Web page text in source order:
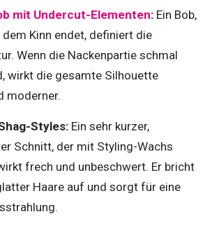
mit Undercut-Elementen:Ein Bob,
dem Kinn endet, definiert die
Wenn die Nackenpartie schmal
wirkt die gesamte Silhouette
moderner.
Styles:Ein sehr kurzer,
Schnitt, der mit Styling-Wachs
frech und unbeschwert. Er bricht
Haare auf und sorgt für eine